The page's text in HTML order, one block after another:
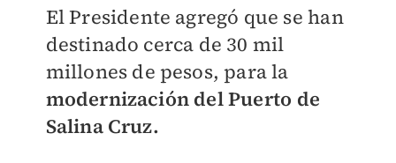
El Presidente agregó que se han
destinado cerca de 30 mil
millones de pesos, para la
modernización del Puerto de
Salina Cruz.